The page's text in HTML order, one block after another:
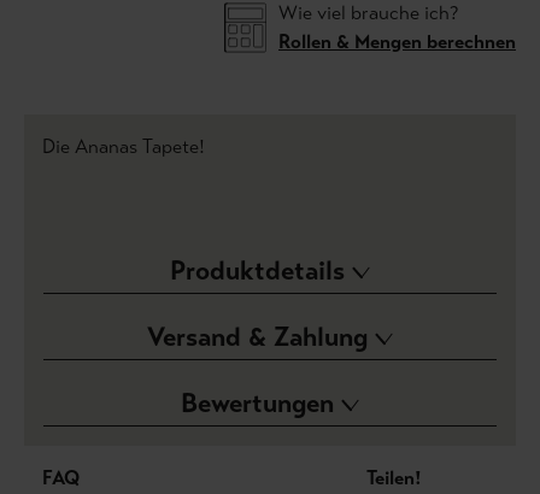
Wie viel brauche ich?
Rollen & Mengen berechnen
Die Ananas Tapete!
Produktdetails
Versand & Zahlung
Bewertungen
FAQ Teilen!